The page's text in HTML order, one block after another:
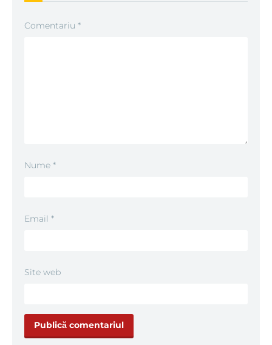
Comentariu *
Nume *
Email *
Site web